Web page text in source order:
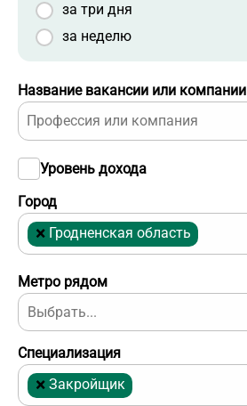
Название вакансии или компании
Город
× Гродненская область
Уровень дохода
Метро рядом
за три дня
за неделю
Специализация
× Закройщик